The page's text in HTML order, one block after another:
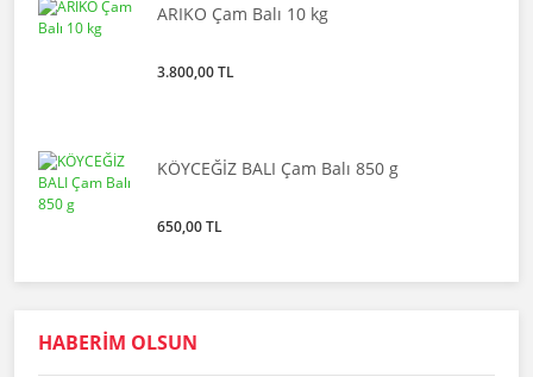
ARIKO Çam Balı 10 kg
3.800,00 TL
KÖYCEĞİZ BALI Çam Balı 850 g
650,00 TL
HABERİM OLSUN